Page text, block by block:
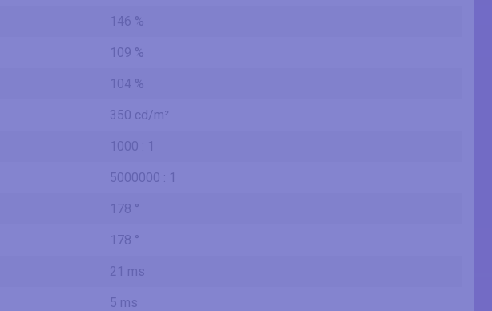
146 %
109 %
104 %
350 cd/m²
1000 : 1
5000000 : 1
178 °
178 °
21 ms
5 ms